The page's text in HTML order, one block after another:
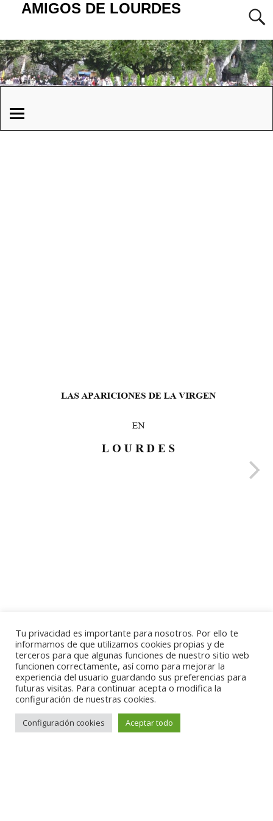
AMIGOS DE LOURDES
Tu privacidad es importante para nosotros. Por ello te
informamos de que utilizamos cookies propias y de
terceros para que algunas funciones de nuestro sitio web
funcionen correctamente, así como para mejorar la
experiencia del usuario guardando sus preferencias para
futuras visitas. Para continuar acepta o modifica la
configuración de nuestras cookies.
Configuración cookies Aceptar todo